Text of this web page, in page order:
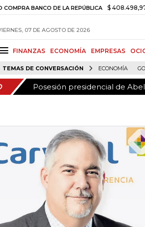
BANCO DE LA REPÚBLICA $ 408.498,97 +$
07 DE AGOSTO DE 2026
FINANZAS ECONOMÍA EMPRESAS
TEMAS DE CONVERSACIÓN ECONOMÍA
Posesión presidencial de
Posesión presidencial de